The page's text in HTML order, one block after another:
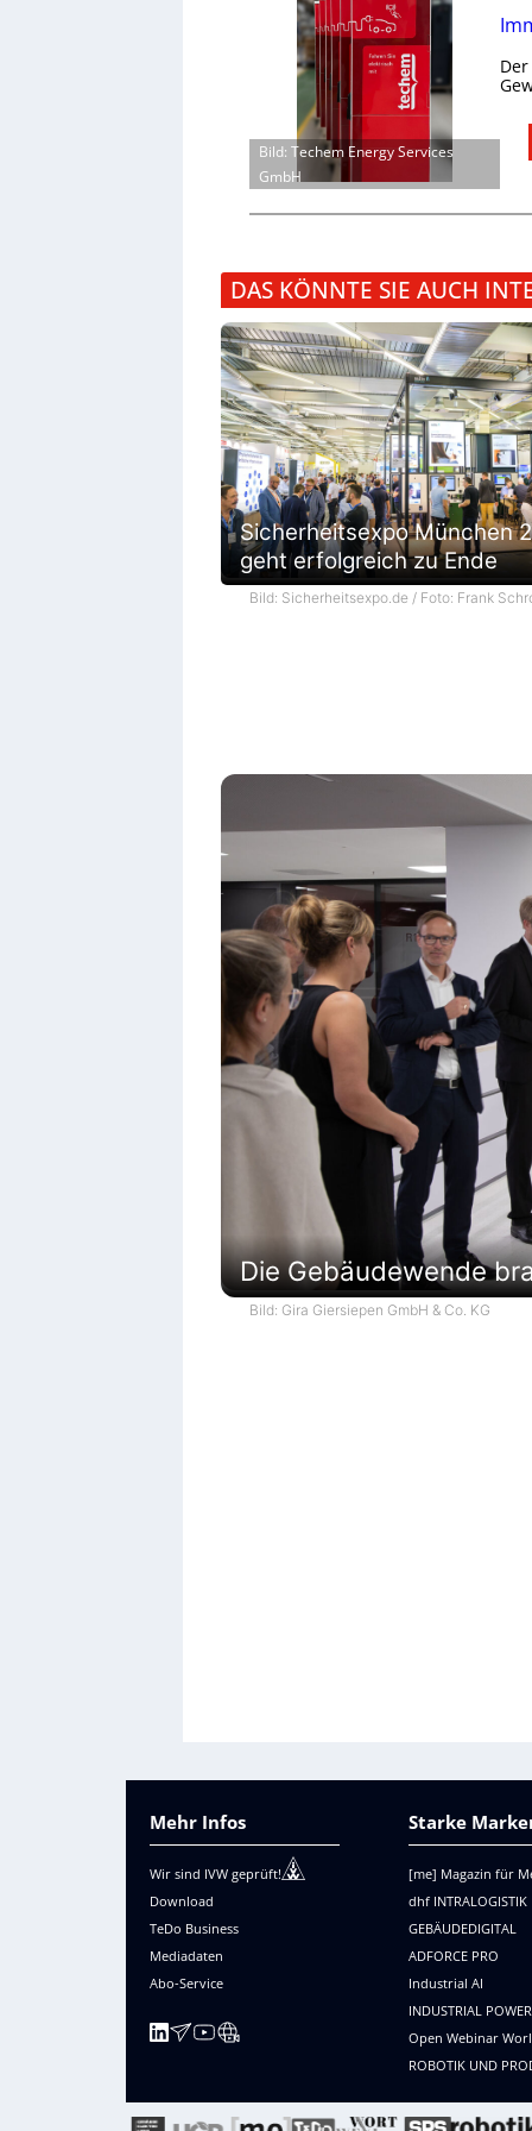
Bild: Techem Energy Services
GmbH
DAS KÖNNTE SIE AUCH
Sicherheitsexpo München
geht erfolgreich zu Ende
Bild: Sicherheitsexpo.de / Foto: Frank
Die Gebäudewende
Bild: Gira Giersiepen GmbH & Co. KG
Mehr Infos
Wir sind IVW geprüft!
Download
TeDo Business
Mediadaten
Abo-Service
Starke
[me] Magazin für
dhf INTRALOGISTIK
GEBÄUDEDIGITAL
ADFORCE PRO
Industrial AI
INDUSTRIAL POWER
Open Webinar
ROBOTIK UND